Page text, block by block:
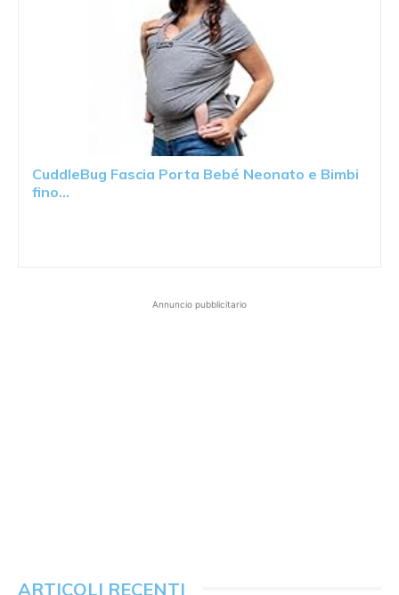
CuddleBug Fascia Porta Bebé Neonato e Bimbi
fino...
Annuncio pubblicitario
ARTICOLI RECENTI